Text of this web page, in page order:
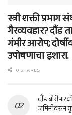
स्त्री शक्ती प्रभाग
गैरव्यवहार? दौंड
गंभीर आरोप;
उपोषणाचा इशारा.
0 SHARES
दौंड
जमिनीवरून